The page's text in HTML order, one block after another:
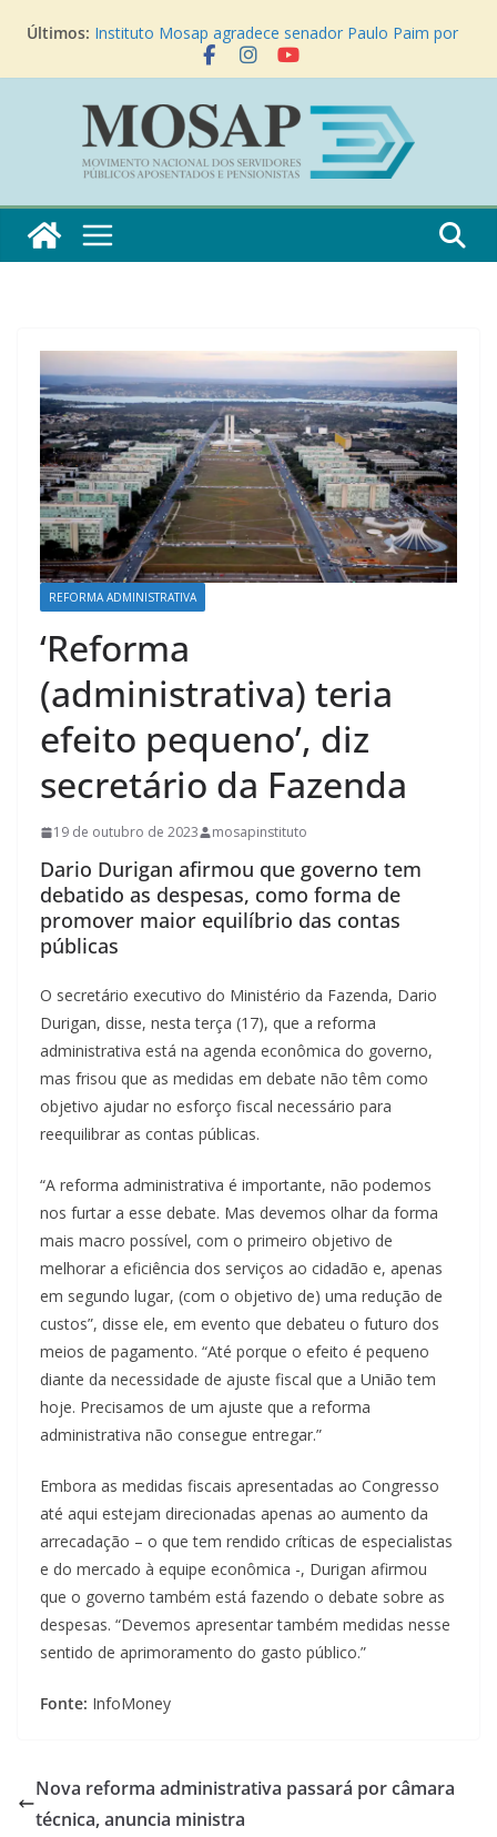
Últimos: Sarney para o apensamento das PECs 555/2006 e
apoio à realização de audiência pública sobre a SUG
17/2021
Instituto Mosap e entidades filiadas realizam
reunião no Palácio do Planalto sobre o fim da
“Mosap pede fim das contribuições” – Matéria
JovemPan News
Instituto Mosap participa do VII Encontro Nacional
REFORMA ADMINISTRATIVA
‘Reforma
(administrativa) teria
efeito pequeno’, diz
secretário da Fazenda
19 de outubro de 2023 mosapinstituto
Dario Durigan afirmou que governo tem
debatido as despesas, como forma de
promover maior equilíbrio das contas
públicas
O secretário executivo do Ministério da Fazenda, Dario
Durigan, disse, nesta terça (17), que a reforma
administrativa está na agenda econômica do governo,
mas frisou que as medidas em debate não têm como
objetivo ajudar no esforço fiscal necessário para
reequilibrar as contas públicas.
“A reforma administrativa é importante, não podemos
nos furtar a esse debate. Mas devemos olhar da forma
mais macro possível, com o primeiro objetivo de
melhorar a eficiência dos serviços ao cidadão e, apenas
em segundo lugar, (com o objetivo de) uma redução de
custos”, disse ele, em evento que debateu o futuro dos
meios de pagamento. “Até porque o efeito é pequeno
diante da necessidade de ajuste fiscal que a União tem
hoje. Precisamos de um ajuste que a reforma
administrativa não consegue entregar.”
Embora as medidas fiscais apresentadas ao Congresso
até aqui estejam direcionadas apenas ao aumento da
arrecadação – o que tem rendido críticas de especialistas
e do mercado à equipe econômica -, Durigan afirmou
que o governo também está fazendo o debate sobre as
despesas. “Devemos apresentar também medidas nesse
sentido de aprimoramento do gasto público.”
Fonte: InfoMoney
Nova reforma administrativa passará por câmara
técnica, anuncia ministra